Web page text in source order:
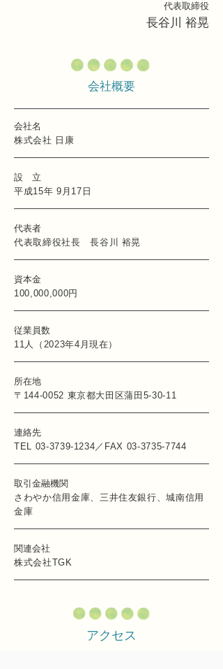
代表取締役
長谷川 裕晃
会社概要
会社名
株式会社 日康
設 立
平成15年 9月17日
代表者
代表取締役社長 長谷川 裕晃
資本金
100,000,000円
従業員数
11人（2023年4月現在）
所在地
〒144-0052 東京都大田区蒲田5-30-11
連絡先
TEL 03-3739-1234／FAX 03-3735-7744
取引金融機関
さわやか信用金庫、三井住友銀行、城南信用
金庫
関連会社
株式会社TGK
アクセス